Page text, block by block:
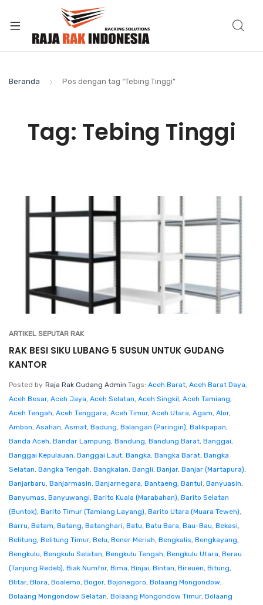
Beranda Pos dengan tag “Tebing Tinggi”
Tag: Tebing Tinggi
ARTIKEL SEPUTAR RAK
RAK BESI SIKU LUBANG 5 SUSUN UNTUK GUDANG
KANTOR
Posted by Raja Rak Gudang Admin Tags: Aceh Barat, Aceh Barat Daya,
Aceh Besar, Aceh Jaya, Aceh Selatan, Aceh Singkil, Aceh Tamiang,
Aceh Tengah, Aceh Tenggara, Aceh Timur, Aceh Utara, Agam, Alor,
Ambon, Asahan, Asmat, Badung, Balangan (Paringin), Balikpapan,
Banda Aceh, Bandar Lampung, Bandung, Bandung Barat, Banggai,
Banggai Kepulauan, Banggai Laut, Bangka, Bangka Barat, Bangka
Selatan, Bangka Tengah, Bangkalan, Bangli, Banjar, Banjar (Martapura),
Banjarbaru, Banjarmasin, Banjarnegara, Bantaeng, Bantul, Banyuasin,
Banyumas, Banyuwangi, Barito Kuala (Marabahan), Barito Selatan
(Buntok), Barito Timur (Tamiang Layang), Barito Utara (Muara Teweh),
Barru, Batam, Batang, Batanghari, Batu, Batu Bara, Bau-Bau, Bekasi,
Belitung, Belitung Timur, Belu, Bener Meriah, Bengkalis, Bengkayang,
Bengkulu, Bengkulu Selatan, Bengkulu Tengah, Bengkulu Utara, Berau
(Tanjung Redeb), Biak Numfor, Bima, Binjai, Bintan, Bireuen, Bitung,
Blitar, Blora, Boalemo, Bogor, Bojonegoro, Bolaang Mongondow,
Bolaang Mongondow Selatan, Bolaang Mongondow Timur, Bolaang